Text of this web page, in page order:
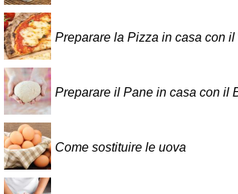
Preparare la Pizza in casa con il
Preparare il Pane in casa con il
Come sostituire le uova